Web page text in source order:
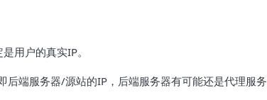
用户的真实IP。
后端服务器/源站的IP，后端服务器有可能还是代理服务